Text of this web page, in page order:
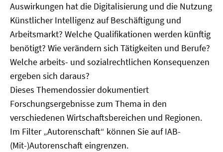
Auswirkungen hat die Digitalisierung und die Nutzung
Künstlicher Intelligenz auf Beschäftigung und
Arbeitsmarkt? Welche Qualifikationen werden künftig
benötigt? Wie verändern sich Tätigkeiten und Berufe?
Welche arbeits- und sozialrechtlichen Konsequenzen
ergeben sich daraus?
Dieses Themendossier dokumentiert
Forschungsergebnisse zum Thema in den
verschiedenen Wirtschaftsbereichen und Regionen.
Im Filter „Autorenschaft“ können Sie auf IAB-
(Mit-)Autorenschaft eingrenzen.